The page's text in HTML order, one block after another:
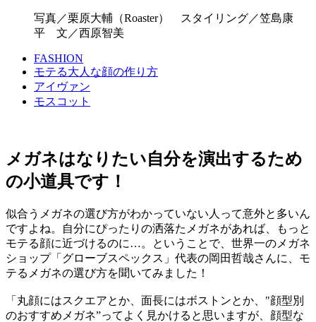
写真／栗原大輔（Roaster） スタイリング／笠島康
平 文／西原智美
FASHION
モテる大人な顔の作り方
アイヴァン
モスコット
メガネはなりたい自分を演出するため
の小道具です！
似合うメガネの選び方がわかっていない人って意外と多いん
ですよね。自分にぴったりの洒落たメガネがあれば、もっと
モテる顔に近づけるのに…。ということで、世界一のメガネ
ショップ「グローブスペックス」代表の岡田哲哉さんに、モ
テるメガネの選び方を聞いてみました！
「丸顔にはスクエアとか、面長にはボストンとか、"顔型別
のおすすめメガネ”ってよく見かけると思いますが、顔型な